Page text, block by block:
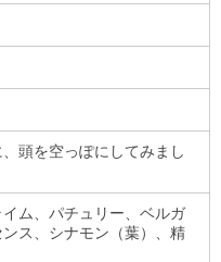
頭を空っぽにしてみまし
ム、パチュリー、ベルガ
ス、シナモン（葉）、精